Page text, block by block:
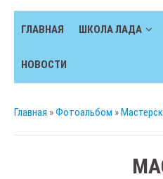
ГЛАВНАЯ ШКОЛА ЛАДА
НОВОСТИ
Главная »Фотоальбом »